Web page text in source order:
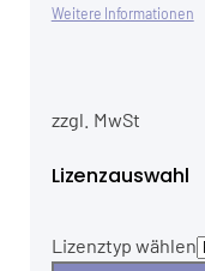
Weitere Informationen
zzgl. MwSt
Lizenzauswahl
Lizenztyp wählen